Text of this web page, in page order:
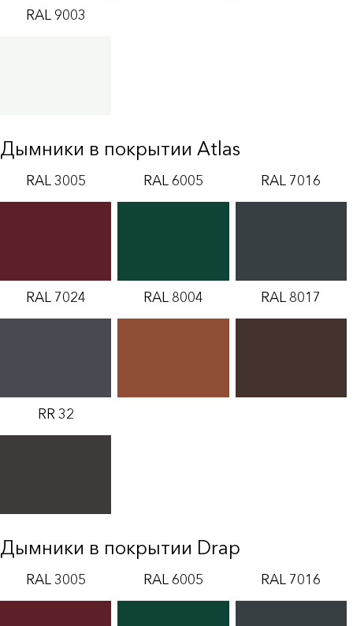
RAL 9003
Дымники в покрытии Atlas
RAL 3005 RAL 6005 RAL 7016
RAL 7024 RAL 8004 RAL 8017
RR 32
Дымники в покрытии Drap
RAL 3005 RAL 6005 RAL 7016